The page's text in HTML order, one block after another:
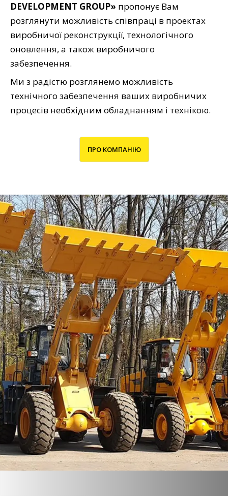
Міні-навантажувачі з бортовим поворотом
LONKING
Детальніше
DEVELOPMENT GROUP» пропонує Вам
розглянути можливість співпраці в проектах
виробничої реконструкції, технологічного
оновлення, а також виробничого
забезпечення.
Ми з радістю розглянемо можливість
технічного забезпечення ваших виробничих
процесів необхідним обладнанням і технікою.
ПРО КОМПАНІЮ